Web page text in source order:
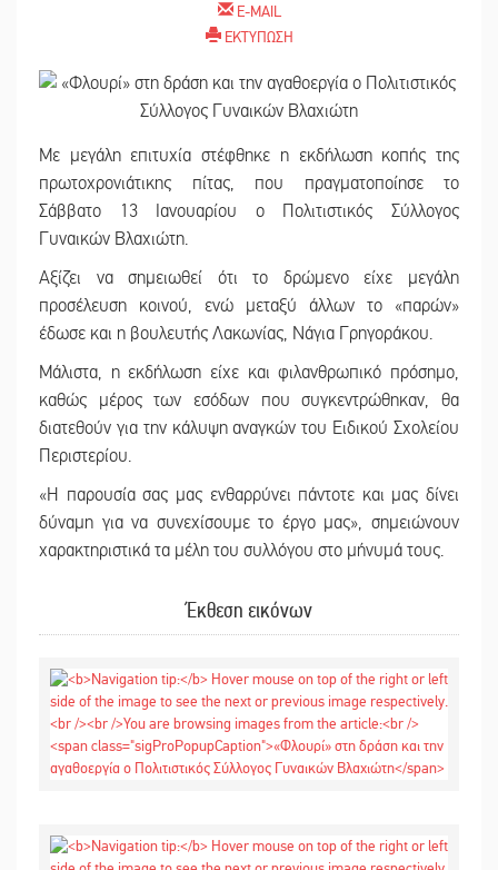
E-MAIL
ΕΚΤΥΠΩΣΗ
Με μεγάλη επιτυχία στέφθηκε η εκδήλωση κοπής της
πρωτοχρονιάτικης πίτας, που πραγματοποίησε το
Σάββατο 13 Ιανουαρίου ο Πολιτιστικός Σύλλογος
Γυναικών Βλαχιώτη.
Αξίζει να σημειωθεί ότι το δρώμενο είχε μεγάλη
προσέλευση κοινού, ενώ μεταξύ άλλων το «παρών»
έδωσε και η βουλευτής Λακωνίας, Νάγια Γρηγοράκου.
Μάλιστα, η εκδήλωση είχε και φιλανθρωπικό πρόσημο,
καθώς μέρος των εσόδων που συγκεντρώθηκαν, θα
διατεθούν για την κάλυψη αναγκών του Ειδικού Σχολείου
Περιστερίου.
«Η παρουσία σας μας ενθαρρύνει πάντοτε και μας δίνει
δύναμη για να συνεχίσουμε το έργο μας», σημειώνουν
χαρακτηριστικά τα μέλη του συλλόγου στο μήνυμά τους.
Έκθεση εικόνων